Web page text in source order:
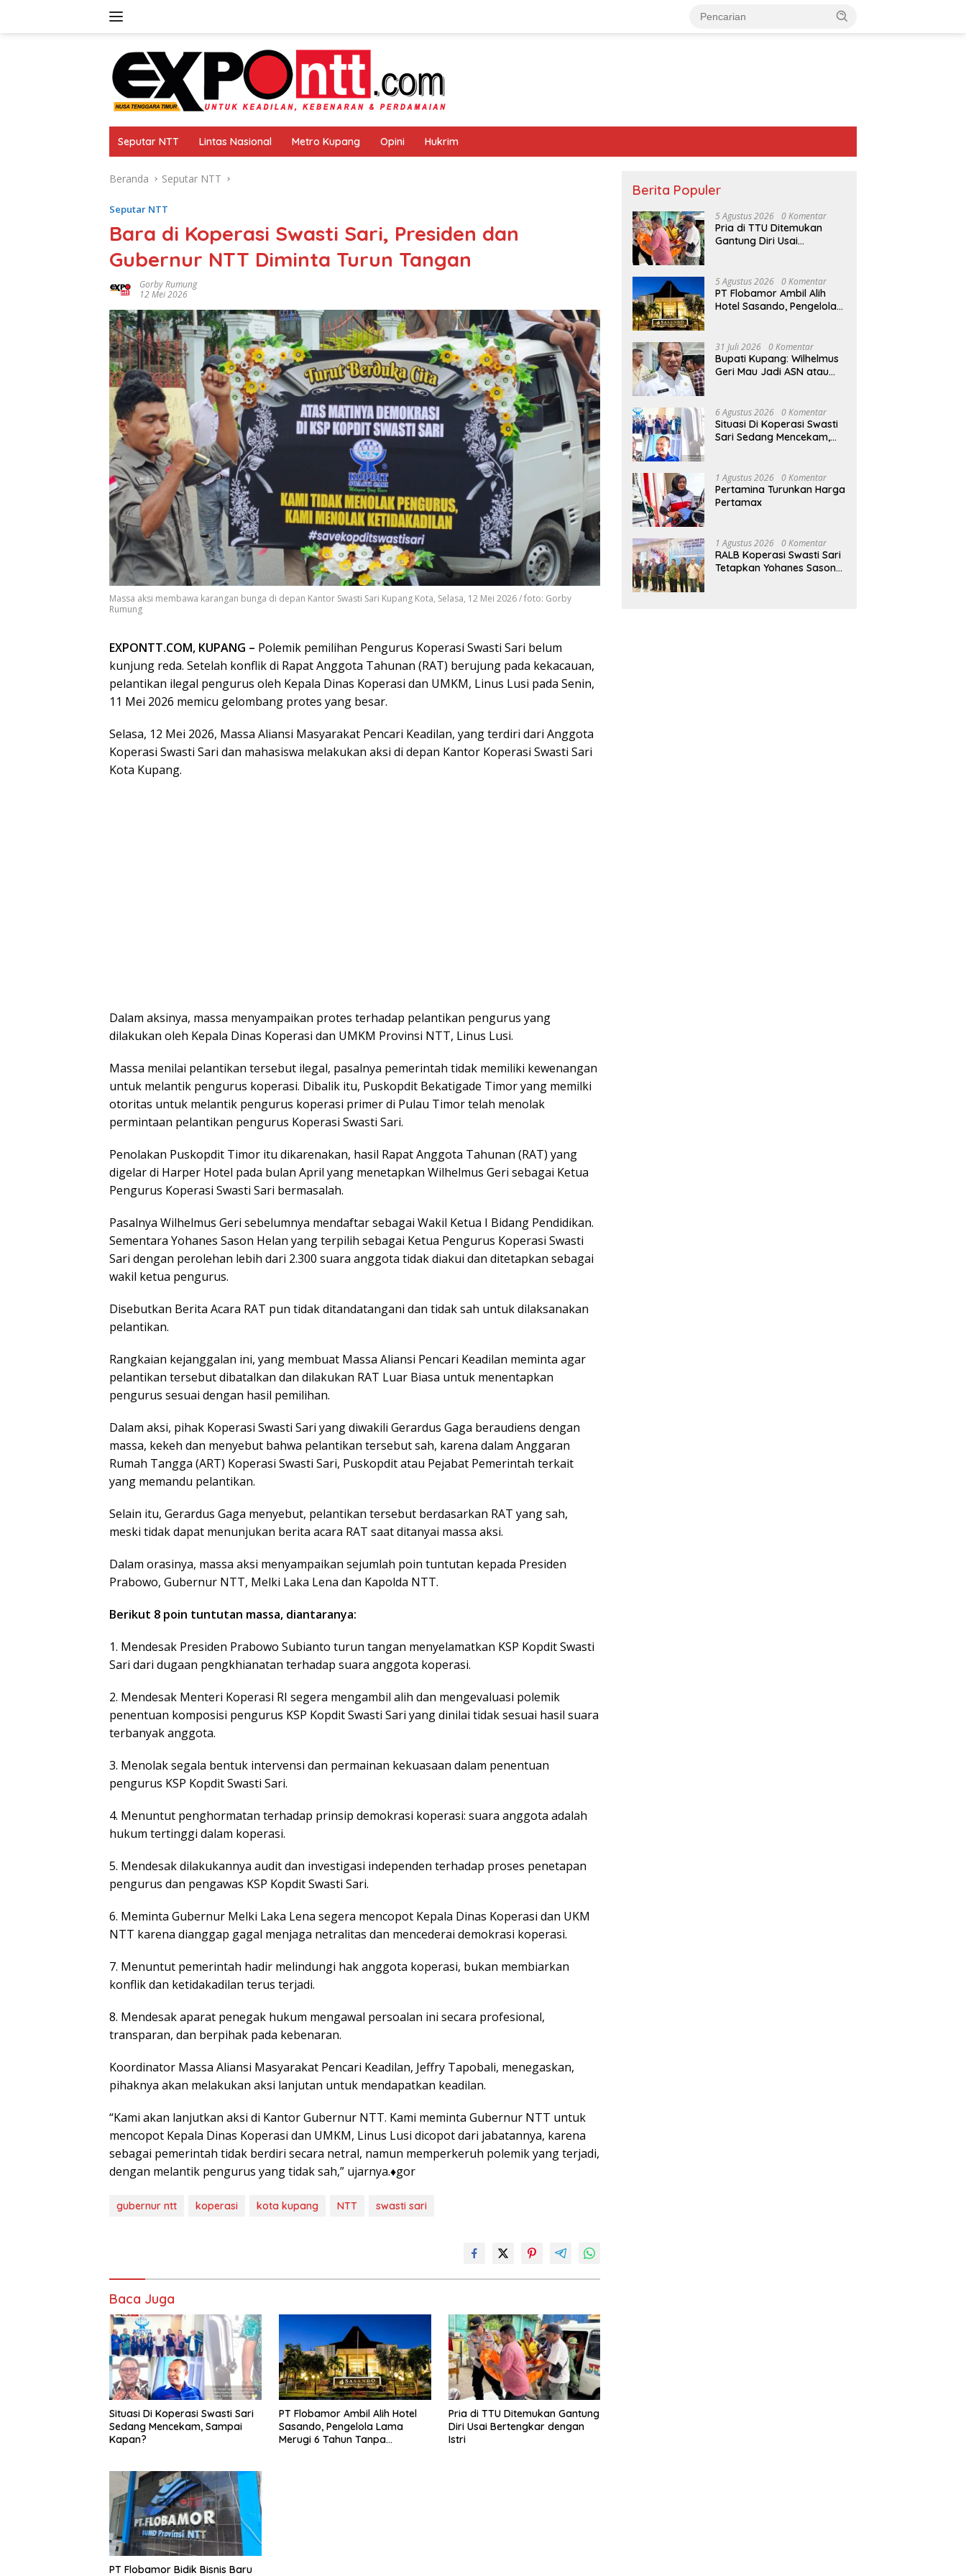
Seputar NTT Lintas Nasional Metro Kupang Opini Hukrim
Beranda Seputar NTT
Seputar NTT
Bara di Koperasi Swasti Sari, Presiden dan
Gubernur NTT Diminta Turun Tangan
Gorby Rumung
12 Mei 2026
Massa aksi membawa karangan bunga di depan Kantor Swasti Sari Kupang Kota, Selasa, 12 Mei 2026 / foto: Gorby
Rumung
EXPONTT.COM, KUPANG – Polemik pemilihan Pengurus Koperasi Swasti Sari belum
kunjung reda. Setelah konflik di Rapat Anggota Tahunan (RAT) berujung pada kekacauan,
pelantikan ilegal pengurus oleh Kepala Dinas Koperasi dan UMKM, Linus Lusi pada Senin,
11 Mei 2026 memicu gelombang protes yang besar.
Selasa, 12 Mei 2026, Massa Aliansi Masyarakat Pencari Keadilan, yang terdiri dari Anggota
Koperasi Swasti Sari dan mahasiswa melakukan aksi di depan Kantor Koperasi Swasti Sari
Kota Kupang.
Dalam aksinya, massa menyampaikan protes terhadap pelantikan pengurus yang
dilakukan oleh Kepala Dinas Koperasi dan UMKM Provinsi NTT, Linus Lusi.
Massa menilai pelantikan tersebut ilegal, pasalnya pemerintah tidak memiliki kewenangan
untuk melantik pengurus koperasi. Dibalik itu, Puskopdit Bekatigade Timor yang memilki
otoritas untuk melantik pengurus koperasi primer di Pulau Timor telah menolak
permintaan pelantikan pengurus Koperasi Swasti Sari.
Penolakan Puskopdit Timor itu dikarenakan, hasil Rapat Anggota Tahunan (RAT) yang
digelar di Harper Hotel pada bulan April yang menetapkan Wilhelmus Geri sebagai Ketua
Pengurus Koperasi Swasti Sari bermasalah.
Pasalnya Wilhelmus Geri sebelumnya mendaftar sebagai Wakil Ketua I Bidang Pendidikan.
Sementara Yohanes Sason Helan yang terpilih sebagai Ketua Pengurus Koperasi Swasti
Sari dengan perolehan lebih dari 2.300 suara anggota tidak diakui dan ditetapkan sebagai
wakil ketua pengurus.
Disebutkan Berita Acara RAT pun tidak ditandatangani dan tidak sah untuk dilaksanakan
pelantikan.
Rangkaian kejanggalan ini, yang membuat Massa Aliansi Pencari Keadilan meminta agar
pelantikan tersebut dibatalkan dan dilakukan RAT Luar Biasa untuk menentapkan
pengurus sesuai dengan hasil pemilihan.
Dalam aksi, pihak Koperasi Swasti Sari yang diwakili Gerardus Gaga beraudiens dengan
massa, kekeh dan menyebut bahwa pelantikan tersebut sah, karena dalam Anggaran
Rumah Tangga (ART) Koperasi Swasti Sari, Puskopdit atau Pejabat Pemerintah terkait
yang memandu pelantikan.
Selain itu, Gerardus Gaga menyebut, pelantikan tersebut berdasarkan RAT yang sah,
meski tidak dapat menunjukan berita acara RAT saat ditanyai massa aksi.
Dalam orasinya, massa aksi menyampaikan sejumlah poin tuntutan kepada Presiden
Prabowo, Gubernur NTT, Melki Laka Lena dan Kapolda NTT.
Berikut 8 poin tuntutan massa, diantaranya:
1. Mendesak Presiden Prabowo Subianto turun tangan menyelamatkan KSP Kopdit Swasti
Sari dari dugaan pengkhianatan terhadap suara anggota koperasi.
2. Mendesak Menteri Koperasi RI segera mengambil alih dan mengevaluasi polemik
penentuan komposisi pengurus KSP Kopdit Swasti Sari yang dinilai tidak sesuai hasil suara
terbanyak anggota.
3. Menolak segala bentuk intervensi dan permainan kekuasaan dalam penentuan
pengurus KSP Kopdit Swasti Sari.
4. Menuntut penghormatan terhadap prinsip demokrasi koperasi: suara anggota adalah
hukum tertinggi dalam koperasi.
5. Mendesak dilakukannya audit dan investigasi independen terhadap proses penetapan
pengurus dan pengawas KSP Kopdit Swasti Sari.
6. Meminta Gubernur Melki Laka Lena segera mencopot Kepala Dinas Koperasi dan UKM
NTT karena dianggap gagal menjaga netralitas dan mencederai demokrasi koperasi.
7. Menuntut pemerintah hadir melindungi hak anggota koperasi, bukan membiarkan
konflik dan ketidakadilan terus terjadi.
8. Mendesak aparat penegak hukum mengawal persoalan ini secara profesional,
transparan, dan berpihak pada kebenaran.
Koordinator Massa Aliansi Masyarakat Pencari Keadilan, Jeffry Tapobali, menegaskan,
pihaknya akan melakukan aksi lanjutan untuk mendapatkan keadilan.
“Kami akan lanjutkan aksi di Kantor Gubernur NTT. Kami meminta Gubernur NTT untuk
mencopot Kepala Dinas Koperasi dan UMKM, Linus Lusi dicopot dari jabatannya, karena
sebagai pemerintah tidak berdiri secara netral, namun memperkeruh polemik yang terjadi,
dengan melantik pengurus yang tidak sah,” ujarnya.♦gor
gubernur ntt koperasi kota kupang NTT swasti sari
Baca Juga
Situasi Di Koperasi Swasti Sari
Sedang Mencekam, Sampai
Kapan?
PT Flobamor Ambil Alih Hotel
Sasando, Pengelola Lama
Merugi 6 Tahun Tanpa
Pria di TTU Ditemukan Gantung
Diri Usai Bertengkar dengan
Istri
PT Flobamor Bidik Bisnis Baru
Berita Populer
5 Agustus 2026 0 Komentar
Pria di TTU Ditemukan
Gantung Diri Usai
5 Agustus 2026 0 Komentar
PT Flobamor Ambil Alih
Hotel Sasando, Pengelola
Pemprov NTT
31 Juli 2026 0 Komentar
Bupati Kupang: Wilhelmus
Geri Mau Jadi ASN atau
6 Agustus 2026 0 Komentar
Situasi Di Koperasi Swasti
Sari Sedang Mencekam,
1 Agustus 2026 0 Komentar
Pertamina Turunkan Harga
Pertamax
1 Agustus 2026 0 Komentar
RALB Koperasi Swasti Sari
Tetapkan Yohanes Sason